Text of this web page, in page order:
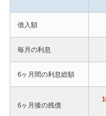
借入額
毎月の利息
6ヶ月間の利息総額
6ヶ月後の残債